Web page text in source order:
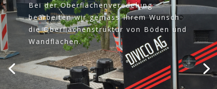
Bei der Ober­flä­chen­ver­ede­lung
bear­bei­ten wir gemäss Ihrem Wunsch
die Ober­flä­chen­struk­tur von Böden und
Wand­flä­chen.